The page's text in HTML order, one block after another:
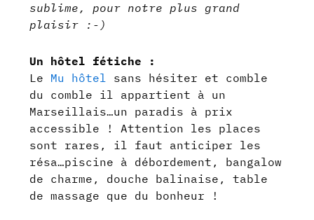
sublime, pour notre plus grand
plaisir :-)
Un hôtel fétiche :
Le Mu hôtel sans hésiter et comble
du comble il appartient à un
Marseillais…un paradis à prix
accessible ! Attention les places
sont rares, il faut anticiper les
résa…piscine à débordement, bangalow
de charme, douche balinaise, table
de massage que du bonheur !